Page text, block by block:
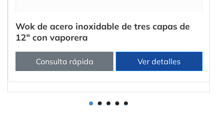
Wok de acero inoxidable de tres capas de
12" con vaporera
Consulta rápida Ver detalles
1 2 3 4 5